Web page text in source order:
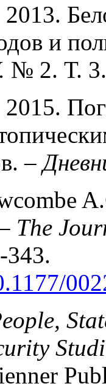
и
№ 2. Т.
–
The
343.